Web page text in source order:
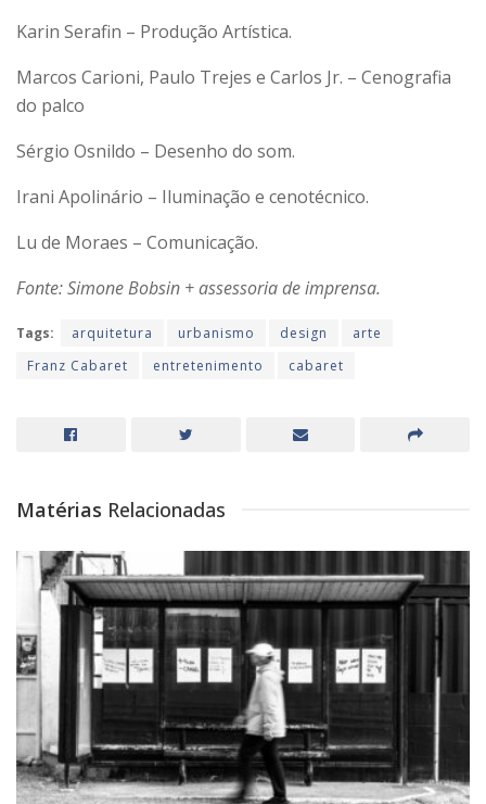
Karin Serafin – Produção Artística.
Marcos Carioni, Paulo Trejes e Carlos Jr. – Cenografia
do palco
Sérgio Osnildo – Desenho do som.
Irani Apolinário – Iluminação e cenotécnico.
Lu de Moraes – Comunicação.
Fonte: Simone Bobsin + assessoria de imprensa.
Tags: arquitetura urbanismo design
arte
Franz Cabaret
entretenimento cabaret
Matérias Relacionadas